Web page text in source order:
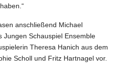
anschließend Michael
Jungen Schauspiel Ensemble
Theresa Hanich aus dem
Scholl und Fritz Hartnagel vor.